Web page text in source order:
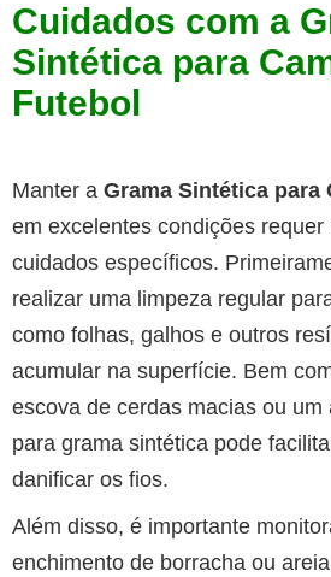
Cuidados com a
Sintética para
Futebol
Manter a Grama Sintética para
em excelentes condições requer
cuidados específicos.
realizar uma limpeza regular
como folhas, galhos e outros
acumular na superfície. Bem
escova de cerdas macias ou
para grama sintética pode
danificar os fios.
Além disso, é importante
enchimento de borracha ou